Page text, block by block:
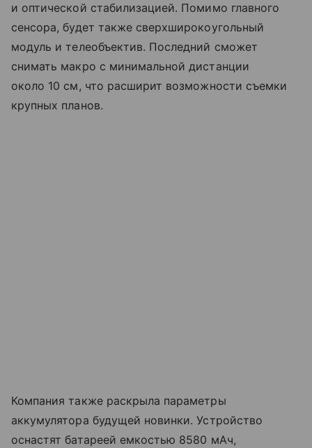
и оптической стабилизацией. Помимо главного
сенсора, будет также сверхширокоугольный
модуль и телеобъектив. Последний сможет
снимать макро с минимальной дистанции
около 10 см, что расширит возможности съемки
крупных планов.
Компания также раскрыла параметры
аккумулятора будущей новинки. Устройство
оснастят батареей емкостью 8580 мАч,